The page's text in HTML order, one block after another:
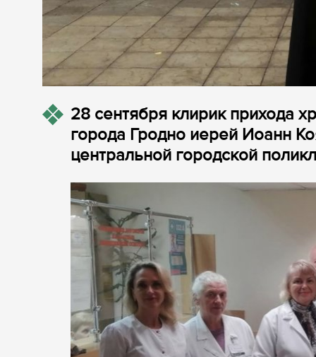
28 сентября клирик прихода
города Гродно иерей Иоанн
центральной городской